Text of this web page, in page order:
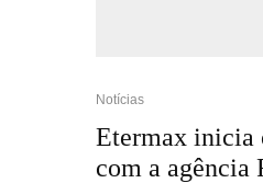
Notícias
Etermax inicia
com a agência